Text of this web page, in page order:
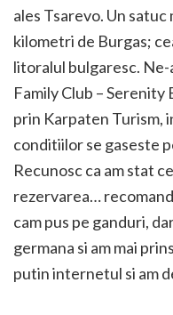
ales Tsarevo. Un
kilometri de Burgas;
litoralul bulgaresc. Ne-
Family Club –
prin Karpaten Turism,
conditiilor se gaseste
Recunosc ca am stat
rezervarea…
cam pus pe ganduri,
germana si am mai
putin internetul si am